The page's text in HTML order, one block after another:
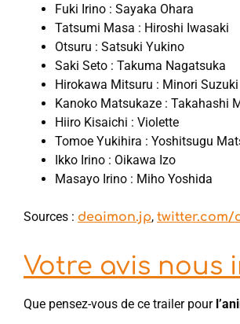
Fuki Irino : Sayaka Ohara
Tatsumi Masa : Hiroshi Iwasaki
Otsuru : Satsuki Yukino
Saki Seto : Takuma Nagatsuka
Hirokawa Mitsuru : Minori Suzuki
Kanoko Matsukaze : Takahashi
Hiiro Kisaichi : Violette
Tomoe Yukihira : Yoshitsugu
Ikko Irino : Oikawa Izo
Masayo Irino : Miho Yoshida
Sources : deaimon.jp, twitter.com/
Votre avis nous
Que pensez-vous de ce trailer pour